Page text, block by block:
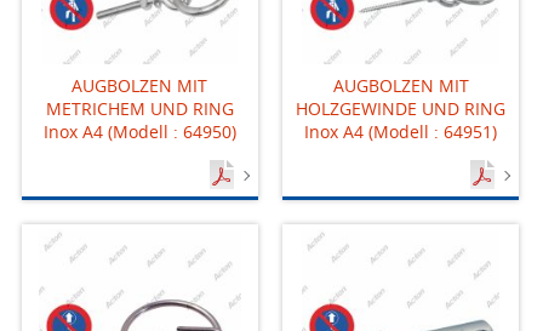
AUGBOLZEN MIT
METRICHEM UND RING
Inox A4 (Modell : 64950)
AUGBOLZEN MIT
HOLZGEWINDE UND RING
Inox A4 (Modell : 64951)